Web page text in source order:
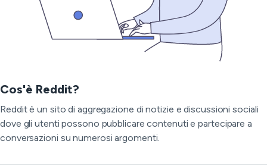
Cos'è Reddit?
Reddit è un sito di aggregazione di notizie e discussioni sociali
dove gli utenti possono pubblicare contenuti e partecipare a
conversazioni su numerosi argomenti.